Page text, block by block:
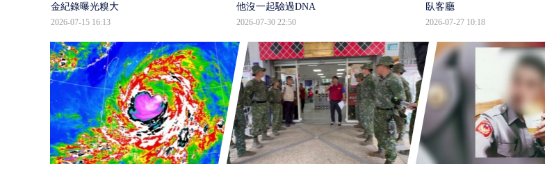
金紀錄曝光糗大
2026-07-15 16:13
他沒一起驗過DNA
2026-07-30 22:50
臥客廳
2026-07-27 10:18